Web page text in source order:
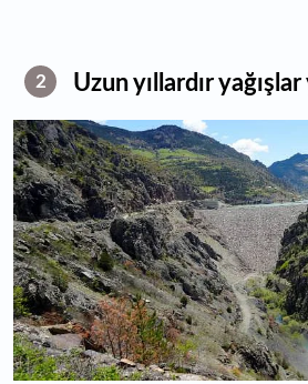
2 Uzun yıllardır